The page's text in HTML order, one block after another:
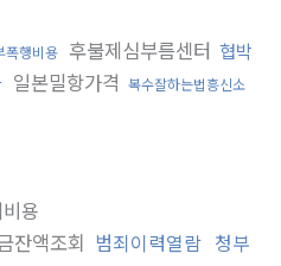
폭행비용 후불제심부름센터 협박
일본밀항가격 복수잘하는법흥신소
용
잔액조회 범죄이력열람 청부